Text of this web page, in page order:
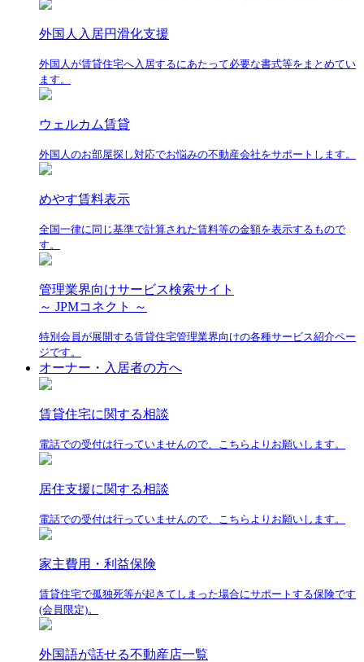
外国人入居円滑化支援
外国人が賃貸住宅へ入居するにあたって必要な書式等をまとめてい
ます。
ウェルカム賃貸
外国人のお部屋探し対応でお悩みの不動産会社をサポートします。
めやす賃料表示
全国一律に同じ基準で計算された賃料等の金額を表示するもので
す。
管理業界向けサービス検索サイト
～ JPMコネクト ～
特別会員が展開する賃貸住宅管理業界向けの各種サービス紹介ペー
ジです。
オーナー・入居者の方へ
賃貸住宅に関する相談
電話での受付は行っていませんので、こちらよりお願いします。
居住支援に関する相談
電話での受付は行っていませんので、こちらよりお願いします。
家主費用・利益保険
賃貸住宅で孤独死等が起きてしまった場合にサポートする保険です
(会員限定)。
外国語が話せる不動産店一覧